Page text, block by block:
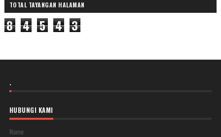
TOTAL TAYANGAN HALAMAN
8 4 5 4 3
.
HUBUNGI KAMI
Name